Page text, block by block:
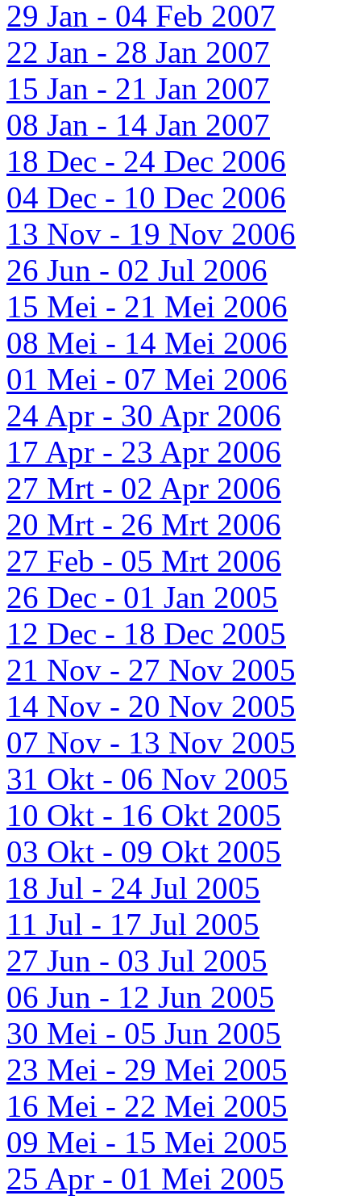
29 Jan - 04 Feb 2007
22 Jan - 28 Jan 2007
15 Jan - 21 Jan 2007
08 Jan - 14 Jan 2007
18 Dec - 24 Dec 2006
04 Dec - 10 Dec 2006
13 Nov - 19 Nov 2006
26 Jun - 02 Jul 2006
15 Mei - 21 Mei 2006
08 Mei - 14 Mei 2006
01 Mei - 07 Mei 2006
24 Apr - 30 Apr 2006
17 Apr - 23 Apr 2006
27 Mrt - 02 Apr 2006
20 Mrt - 26 Mrt 2006
27 Feb - 05 Mrt 2006
26 Dec - 01 Jan 2005
12 Dec - 18 Dec 2005
21 Nov - 27 Nov 2005
14 Nov - 20 Nov 2005
07 Nov - 13 Nov 2005
31 Okt - 06 Nov 2005
10 Okt - 16 Okt 2005
03 Okt - 09 Okt 2005
18 Jul - 24 Jul 2005
11 Jul - 17 Jul 2005
27 Jun - 03 Jul 2005
06 Jun - 12 Jun 2005
30 Mei - 05 Jun 2005
23 Mei - 29 Mei 2005
16 Mei - 22 Mei 2005
09 Mei - 15 Mei 2005
25 Apr - 01 Mei 2005